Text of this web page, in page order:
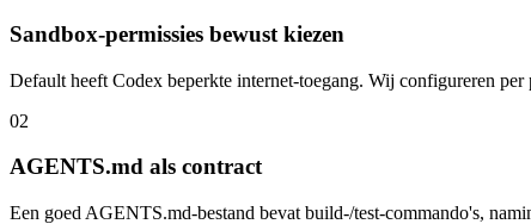
Sandbox-permissies bewust kiezen
Default heeft Codex beperkte internet-toegang. Wij configureren
02
AGENTS.md als contract
Een goed AGENTS.md-bestand bevat build-/test-commando's,